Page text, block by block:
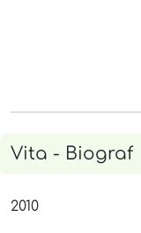
Vita - Biograf
2010